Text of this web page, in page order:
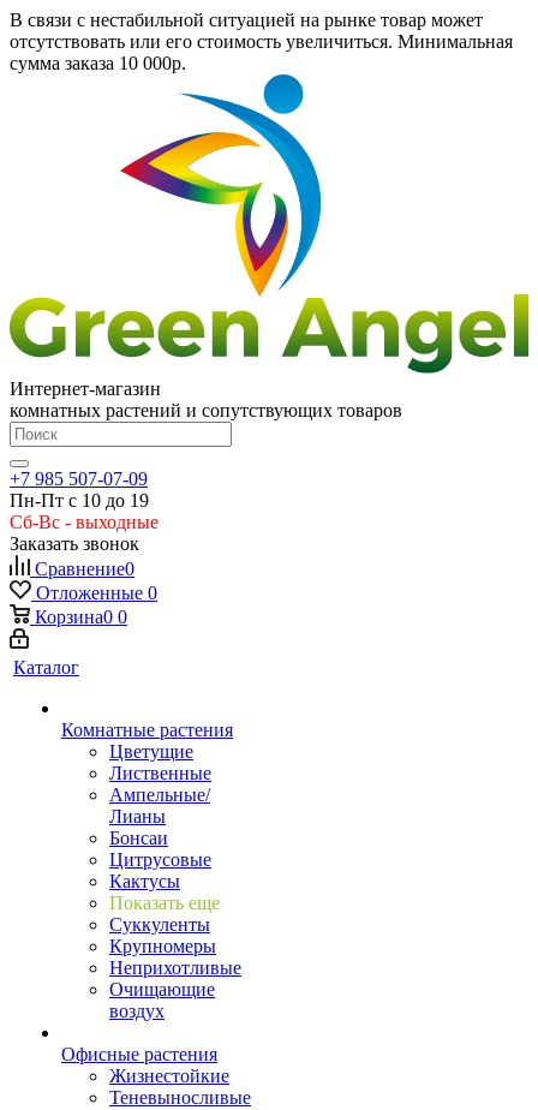
В связи с нестабильной ситуацией на рынке товар может
отсутствовать или его стоимость увеличиться. Минимальная
сумма заказа 10 000р.
Интернет-магазин
комнатных растений и сопутствующих товаров
+7 985 507-07-09
Пн-Пт с 10 до 19
Сб-Вс - выходные
Заказать звонок
Сравнение0
Отложенные 0
Корзина0 0
Каталог
Комнатные растения
Цветущие
Лиственные
Ампельные/
Лианы
Бонсаи
Цитрусовые
Кактусы
Показать еще
Суккуленты
Крупномеры
Неприхотливые
Очищающие
воздух
Офисные растения
Жизнестойкие
Теневыносливые